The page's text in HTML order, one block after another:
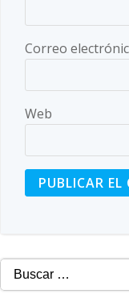
Correo
Web
Buscar: